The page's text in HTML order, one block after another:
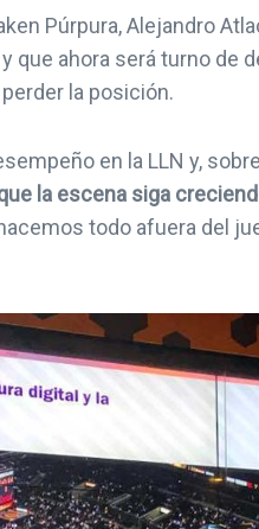
Púrpura, Alejandro
y que ahora será turno de
perder la posición.
en la LLN y,
la escena siga
todo afuera del